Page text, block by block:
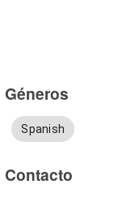
Géneros
Spanish
Contacto